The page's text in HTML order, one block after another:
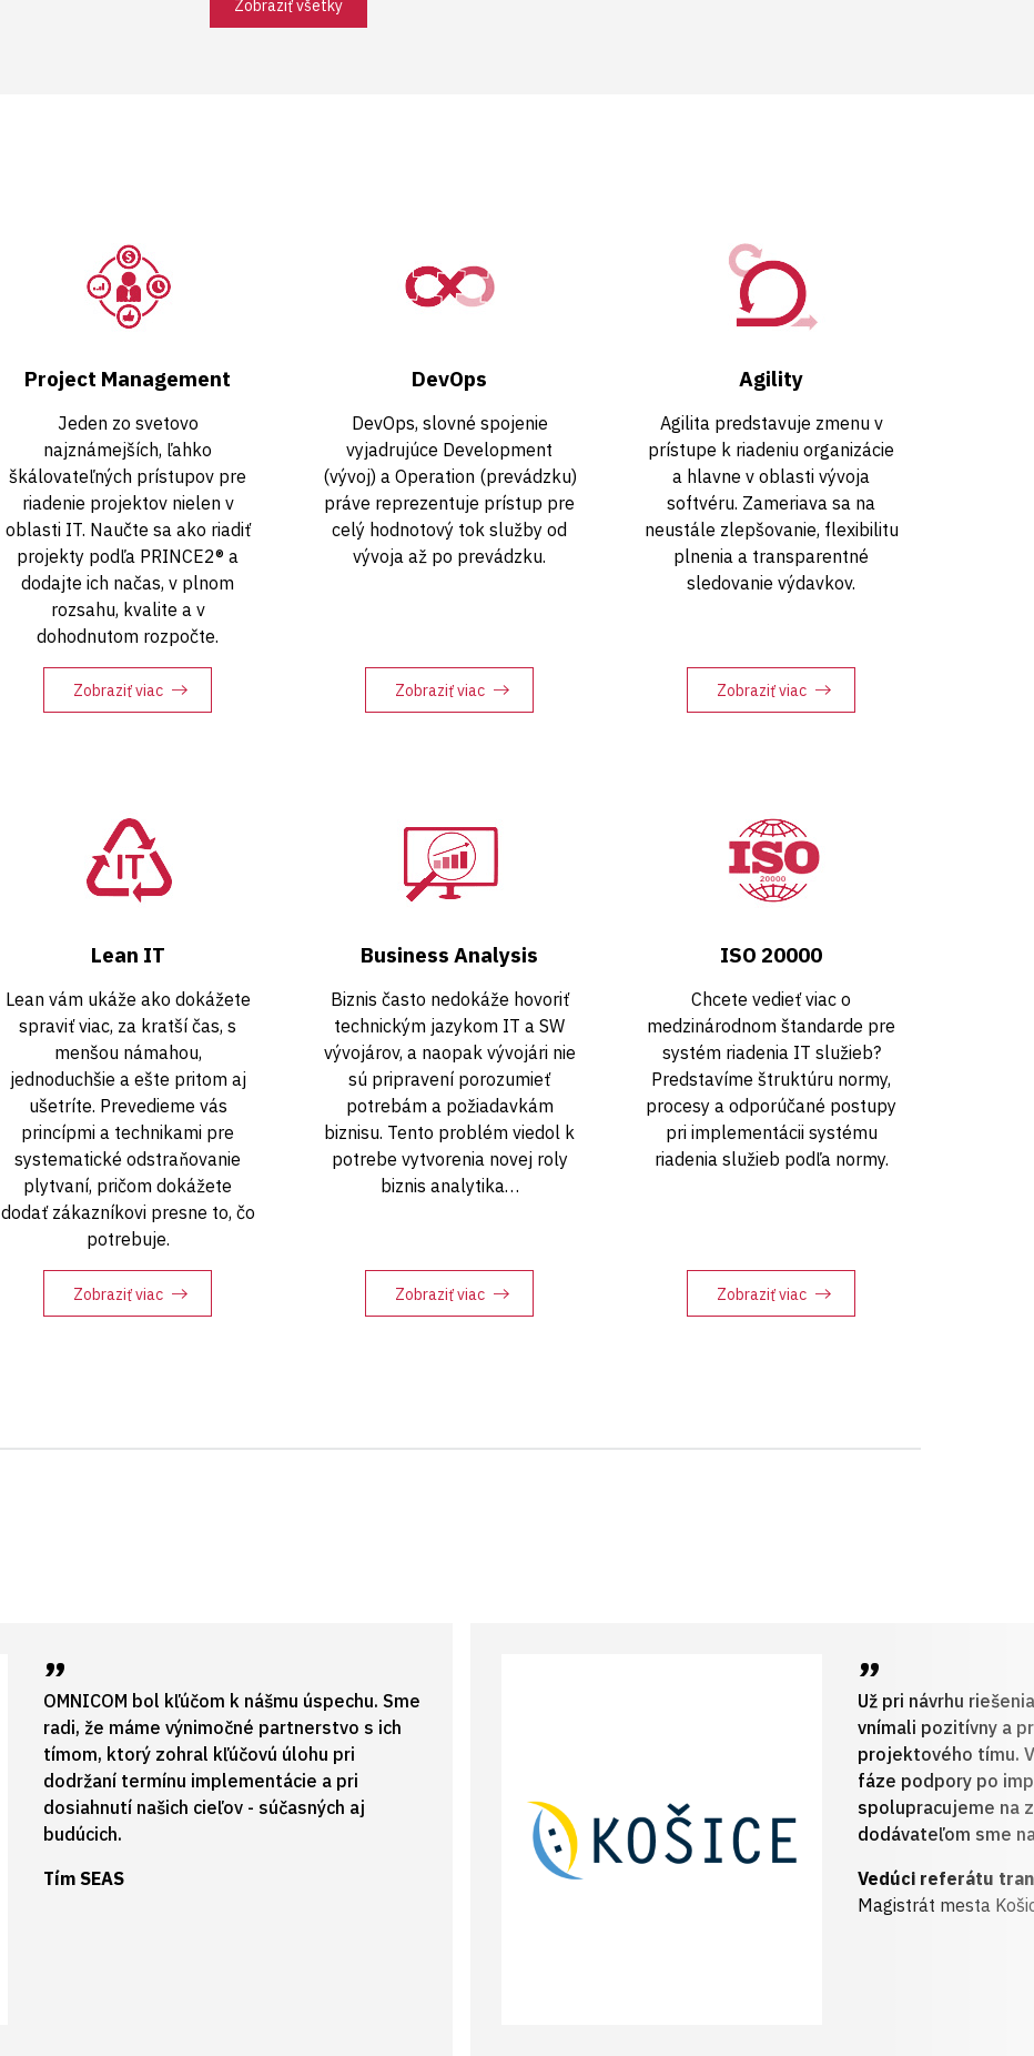
Zobraziť všetky
Project Management
Jeden zo svetovo
najznámejších, ľahko
škálovateľných prístupov pre
riadenie projektov nielen v
oblasti IT. Naučte sa ako riadiť
projekty podľa PRINCE2® a
dodajte ich načas, v plnom
rozsahu, kvalite a v
dohodnutom rozpočte.
Zobraziť viac
DevOps
DevOps, slovné spojenie
vyjadrujúce Development
(vývoj) a Operation (prevádzku)
práve reprezentuje prístup pre
celý hodnotový tok služby od
vývoja až po prevádzku.
Zobraziť viac
Agility
Agilita predstavuje zmenu v
prístupe k riadeniu organizácie
a hlavne v oblasti vývoja
softvéru. Zameriava sa na
neustále zlepšovanie, flexibilitu
plnenia a transparentné
sledovanie výdavkov.
Zobraziť viac
Lean IT
Lean vám ukáže ako dokážete
spraviť viac, za kratší čas, s
menšou námahou,
jednoduchšie a ešte pritom aj
ušetríte. Prevedieme vás
princípmi a technikami pre
systematické odstraňovanie
plytvaní, pričom dokážete
dodať zákazníkovi presne to, čo
potrebuje.
Zobraziť viac
Business Analysis
Biznis často nedokáže hovoriť
technickým jazykom IT a SW
vývojárov, a naopak vývojári nie
sú pripravení porozumieť
potrebám a požiadavkám
biznisu. Tento problém viedol k
potrebe vytvorenia novej roly
biznis analytika…
Zobraziť viac
ISO 20000
Chcete vedieť viac o
medzinárodnom štandarde pre
systém riadenia IT služieb?
Predstavíme štruktúru normy,
procesy a odporúčané postupy
pri implementácii systému
riadenia služieb podľa normy.
Zobraziť viac
OMNICOM bol kľúčom k nášmu úspechu. Sme
radi, že máme výnimočné partnerstvo s ich
tímom, ktorý zohral kľúčovú úlohu pri
dodržaní termínu implementácie a pri
dosiahnutí našich cieľov - súčasných aj
budúcich.
Tím SEAS
Už pri návrhu
vnímali pozitívny a
projektového tímu.
fáze podpory po
spolupracujeme na
dodávateľom sme
Vedúci referátu
Magistrát mesta